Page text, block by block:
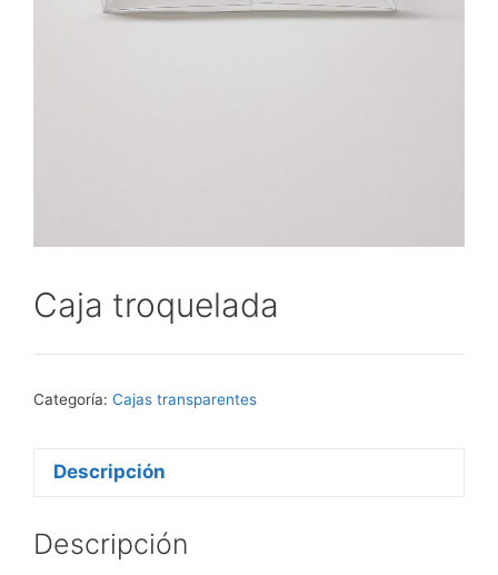
Caja troquelada
Categoría: Cajas transparentes
Descripción
Descripción